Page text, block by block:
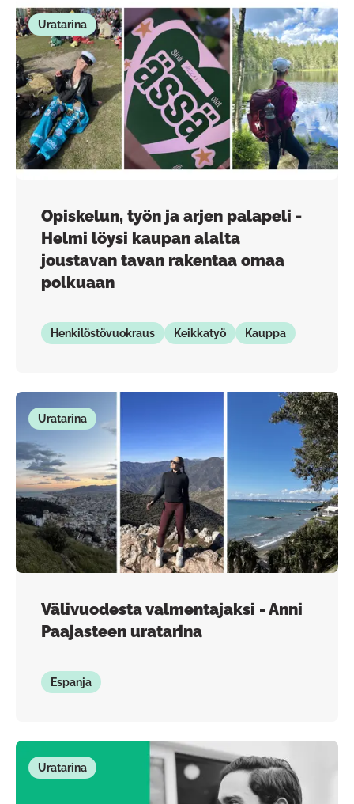
Uratarina
Opiskelun, työn ja arjen palapeli -
Helmi löysi kaupan alalta
joustavan tavan rakentaa omaa
polkuaan
Henkilöstövuokraus Keikkatyö Kauppa
Uratarina
Välivuodesta valmentajaksi - Anni
Paajasteen uratarina
Espanja
Uratarina